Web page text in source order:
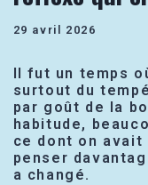
29 avril 2026
Il fut un temps
surtout du
par goût de la
habitude,
ce dont on avait
penser
a changé.